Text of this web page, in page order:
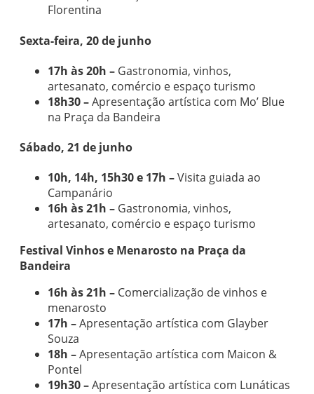
Florentina
Sexta-feira, 20 de junho
17h às 20h – Gastronomia, vinhos,
artesanato, comércio e espaço turismo
18h30 –Apresentação artística com Mo’ Blue
na Praça da Bandeira
Sábado, 21 de junho
10h, 14h, 15h30 e 17h –Visita guiada ao
Campanário
16h às 21h – Gastronomia, vinhos,
artesanato, comércio e espaço turismo
Festival Vinhos e Menarosto na Praça da
Bandeira
16h às 21h – Comercialização de vinhos e
menarosto
17h –Apresentação artística com Glayber
Souza
18h –Apresentação artística com Maicon &
Pontel
19h30 –Apresentação artística com Lunáticas